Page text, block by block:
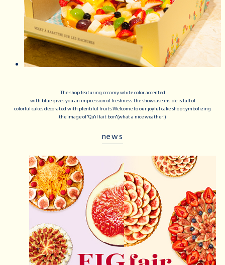
The shop featuring creamy white color accented
with blue gives you an impression of freshness.The showcase inside is full of
colorful cakes decorated with plentiful fruits.Welcome to our joyful cake shop symbolizing
the image of "Qu'il fait bon"(what a nice weather!)
news